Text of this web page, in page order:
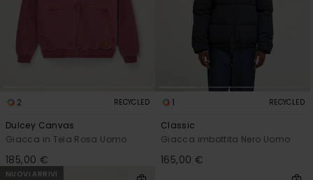
2 RECYCLED
Dulcey Canvas
Giacca in Tela Rosa Uomo
185,00 €
1 RECYCLED
Classic
Giacca imbottita Nero Uomo
165,00 €
NUOVI ARRIVI